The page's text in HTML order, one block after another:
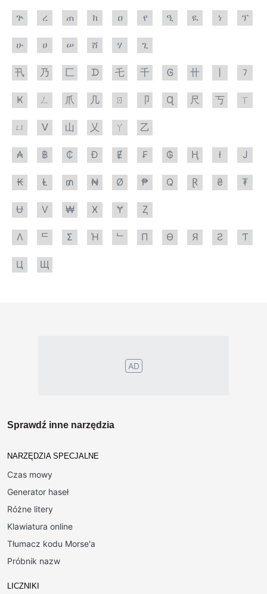
ጕ ረ ጠ ክ ዐ የ ዒ ዪ ነ ፕ
ሁ ሀ ሠ ሸ ሃ ጊ
卂 乃 匚 ᗪ 乇 千 Ꮆ 卄 ﾌ
Ҝ ㄥ 爪 几 ㄖ 卩 Ɋ 尺 丂 ㄒ
ㄩ ᐯ 山 乂 ㄚ 乙
₳ ฿ ₵ Đ Ɇ ₣ ₲ Ⱨ ł J
₭ Ⱡ ₥ ₦ Ø ₱ Q Ɽ ₴ ₮
Ʉ V ₩ Ӿ Ɏ Ⱬ
Λ ᄃ Σ Ή ᄂ П Ө Я Ƨ Ƭ
Ц Щ
AD
Sprawdź inne narzędzia
NARZĘDZIA SPECJALNE
Czas mowy
Generator haseł
Różne litery
Klawiatura online
Tłumacz kodu Morse'a
Próbnik nazw
LICZNIKI